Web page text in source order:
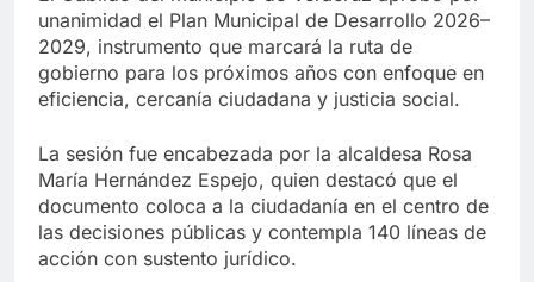
unanimidad el Plan Municipal de Desarrollo 2026–
2029, instrumento que marcará la ruta de
gobierno para los próximos años con enfoque en
eficiencia, cercanía ciudadana y justicia social.
La sesión fue encabezada por la alcaldesa Rosa
María Hernández Espejo, quien destacó que el
documento coloca a la ciudadanía en el centro de
las decisiones públicas y contempla 140 líneas de
acción con sustento jurídico.